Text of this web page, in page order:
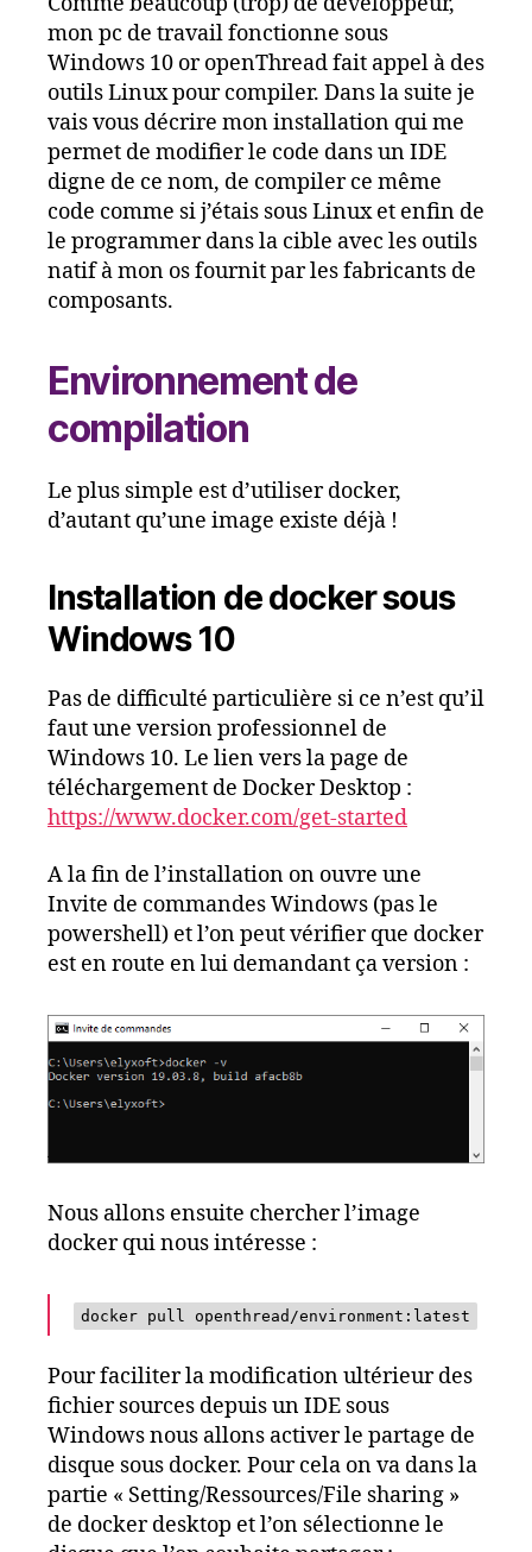
mon pc de travail fonctionne sous
Windows 10 or openThread fait appel à des
outils Linux pour compiler. Dans la suite je
vais vous décrire mon installation qui me
permet de modifier le code dans un IDE
digne de ce nom, de compiler ce même
code comme si j’étais sous Linux et enfin de
le programmer dans la cible avec les outils
natif à mon os fournit par les fabricants de
composants.
Environnement de
compilation
Le plus simple est d’utiliser docker,
d’autant qu’une image existe déjà !
Installation de docker sous
Windows 10
Pas de difficulté particulière si ce n’est qu’il
faut une version professionnel de
Windows 10. Le lien vers la page de
téléchargement de Docker Desktop :
https://www.docker.com/get-started
A la fin de l’installation on ouvre une
Invite de commandes Windows (pas le
powershell) et l’on peut vérifier que docker
est en route en lui demandant ça version :
Nous allons ensuite chercher l’image
docker qui nous intéresse :
docker pull openthread/environment:latest
Pour faciliter la modification ultérieur des
fichier sources depuis un IDE sous
Windows nous allons activer le partage de
disque sous docker. Pour cela on va dans la
partie « Setting/Ressources/File sharing »
de docker desktop et l’on sélectionne le